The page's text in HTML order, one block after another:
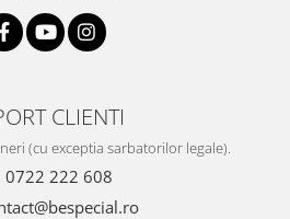
CLIENTI
(cu exceptia sarbatorilor legale).
0722 222 608